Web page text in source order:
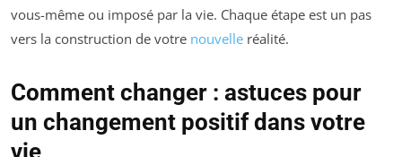
vous-même ou imposé par la vie. Chaque étape est un pas
vers la construction de votre nouvelle réalité.
Comment changer : astuces pour
un changement positif dans votre
vie